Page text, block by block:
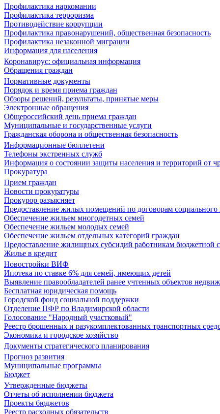
Профилактика наркомании
Профилактика терроризма
Противодействие коррупции
Профилактика правонарушений, общественная безопасность
Профилактика незаконной миграции
Информация для населения
Коронавирус: официальная информация
Обращения граждан
Нормативные документы
Порядок и время приема граждан
Обзоры решений, результаты, принятые меры
Электронные обращения
Общероссийский день приема граждан
Муниципальные и государственные услуги
Гражданская оборона и общественная безопасность
Информационные бюллетени
Телефоны экстренных служб
Информация о состоянии защиты населения и территорий от
Прокуратура
Прием граждан
Новости прокуратуры
Прокурор разъясняет
Предоставление жилых помещений по договорам социального
Обеспечение жильем многодетных семей
Обеспечение жильем молодых семей
Обеспечение жильем отдельных категорий граждан
Предоставление жилищных субсидий работникам бюджетной
Жилье в кредит
Новостройки ВИФ
Ипотека по ставке 6% для семей, имеющих детей
Выявление правообладателей ранее учтенных объектов
Бесплатная юридическая помощь
Городской фонд социальной поддержки
Отделение ПФР по Владимирской области
Голосование "Народный участковый"
Реестр брошенных и разукомплектованных транспортных
Экономика и городское хозяйство
Документы стратегического планирования
Прогноз развития
Муниципальные программы
Бюджет
Утвержденные бюджеты
Отчеты об исполнении бюджета
Проекты бюджетов
Реестр расходных обязательств